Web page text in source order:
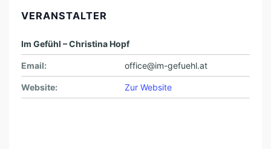
VERANSTALTER
Im Gefühl – Christina Hopf
Email: office@im-gefuehl.at
Website: Zur Website